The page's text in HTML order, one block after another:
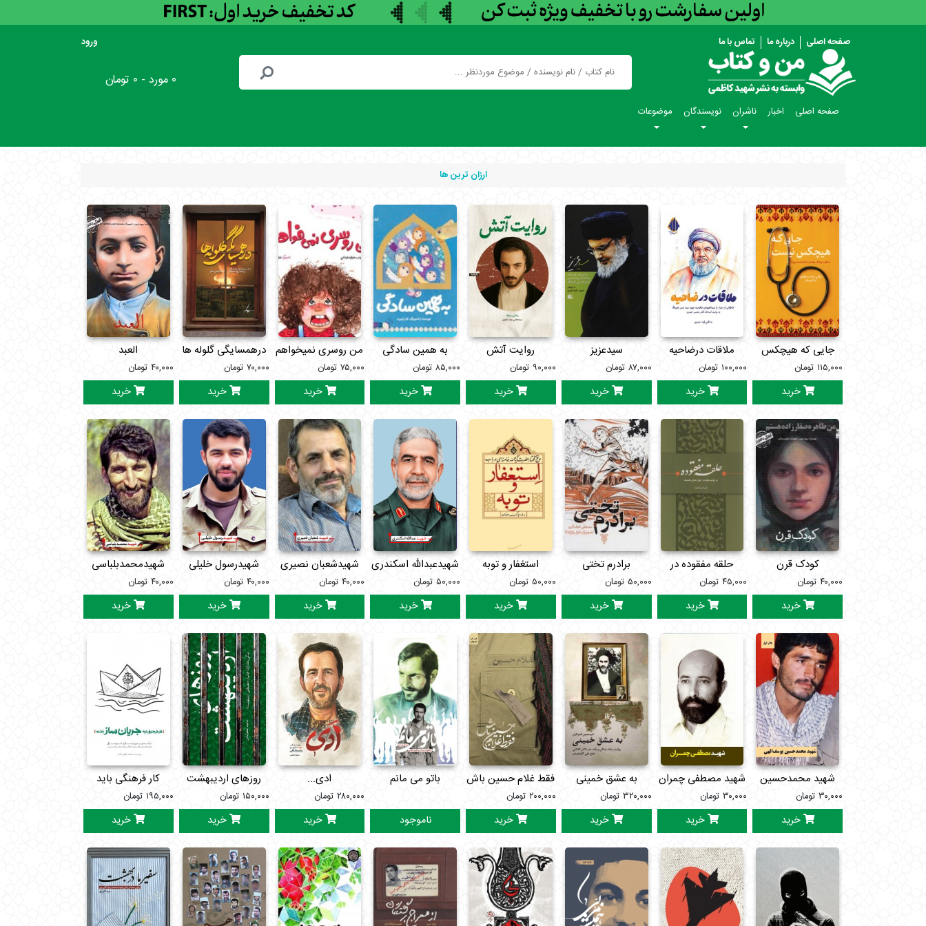
صفحه اصلی درباره ما تماس با ما ورود
۰ مورد - ۰ تومان
صفحه اصلی اخبار ناشران نویسندگان موضوعات
ارزان ترین ها
جایی که هیچکس
نیست ۱۱۵,۰۰۰ تومان
خرید
ملاقات درضاحیه
۱۰۰,۰۰۰ تومان
خرید
سیدعزیز
۸۷,۰۰۰ تومان
خرید
روایت آتش
۹۰,۰۰۰ تومان
خرید
به همین سادگی
۸۵,۰۰۰ تومان
خرید
من روسری نمیخواهم
۷۵,۰۰۰ تومان
خرید
درهمسایگی گلوله ها
۷۰,۰۰۰ تومان
خرید
العبد
۴۰,۰۰۰ تومان
خرید
کودک قرن
۴۰,۰۰۰ تومان
خرید
حلقه مفقوده در
تولیدعلم ۴۵,۰۰۰ تومان
خرید
برادرم تختی
۵۰,۰۰۰ تومان
خرید
استغفار و توبه
۵۰,۰۰۰ تومان
خرید
شهیدعبدالله اسکندری
۵۰,۰۰۰ تومان
خرید
شهیدشعبان نصیری
۴۰,۰۰۰ تومان
خرید
شهیدرسول خلیلی
۴۰,۰۰۰ تومان
خرید
شهیدمحمدبلباسی
۴۰,۰۰۰ تومان
خرید
شهید محمدحسین
یوسف الهی۳۰,۰۰۰ تومان
خرید
شهید مصطفی چمران
۳۰,۰۰۰ تومان
خرید
به عشق خمینی
۳۲۰,۰۰۰ تومان
خرید
فقط غلام حسین باش
۲۰۰,۰۰۰ تومان
خرید
باتو می مانم
ناموجود
ادی...
۲۸۰,۰۰۰ تومان
خرید
روزهای اردیبهشت
۱۵۰,۰۰۰ تومان
خرید
کار فرهنگی باید
جریان ساز باشد۱۹۵,۰۰۰ تومان
خرید